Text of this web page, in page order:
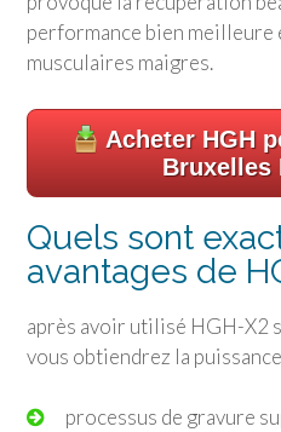
performance bien meilleure
musculaires maigres.
Acheter HGH
Bruxelles
Quels sont
avantages de
après avoir utilisé HGH-X2
vous obtiendrez la
processus de gravure